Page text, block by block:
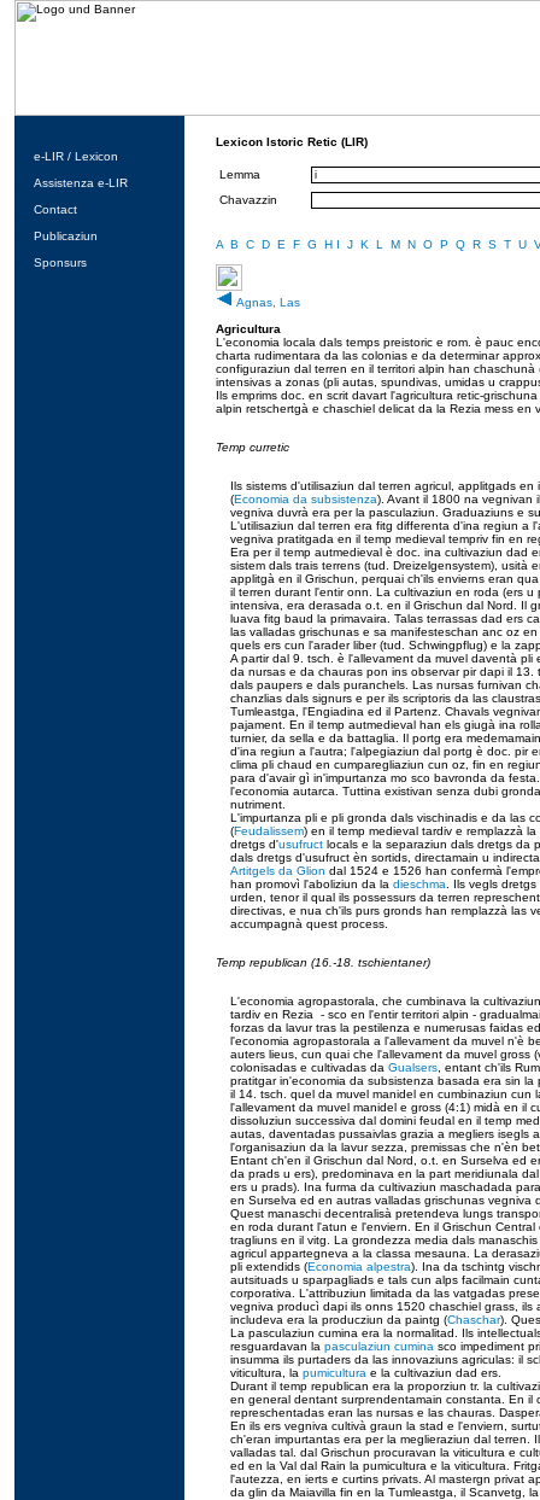
e-LIR / Lexicon
Assistenza e-LIR
Contact
Publicaziun
Sponsurs
Lexicon Istoric Retic (LIR)
Lemma
Chavazzin
A B C D E F G H I J K L M N O P Q R S T U
Agnas, Las
Agricultura
L'economia locala dals temps preistoric e rom. è pauc
charta rudimentara da las colonias e da determinar
configuraziun dal terren en il territori alpin han
intensivas a zonas (pli autas, spundivas, umidas u
Ils emprims doc. en scrit davart l'agricultura retic-
alpin retschertgà e chaschiel delicat da la Rezia mess en
Temp curretic
Ils sistems d'utilisaziun dal terren agricul, applitgads
(Economia da subsistenza). Avant il 1800 na vegnivan
vegniva duvrà era per la pasculaziun. Graduaziuns e
L'utilisaziun dal terren era fitg differenta d'ina regiun a
vegniva pratitgada en il temp medieval tempriv fin en
Era per il temp autmedieval è doc. ina cultivaziun dad
sistem dals trais terrens (tud. Dreizelgensystem),
applitgà en il Grischun, perquai ch'ils envierns eran
il terren durant l'entir onn. La cultivaziun en roda (ers
intensiva, era derasada o.t. en il Grischun dal Nord. Il
luava fitg baud la primavaira. Talas terrassas dad ers
las valladas grischunas e sa manifesteschan anc oz
quels ers cun l'arader liber (tud. Schwingpflug) e la
A partir dal 9. tsch. è l'allevament da muvel daventà
da nursas e da chauras pon ins observar pir dapi il
dals paupers e dals puranchels. Las nursas furnivan
chanzlias dals signurs e per ils scriptoris da las
Tumleastga, l'Engiadina ed il Partenz. Chavals
pajament. En il temp autmedieval han els giugà ina
turnier, da sella e da battaglia. Il portg era
d'ina regiun a l'autra; l'alpegiaziun dal portg è doc. pir
clima pli chaud en cumparegliaziun cun oz, fin en
para d'avair gì in'impurtanza mo sco bavronda da
l'economia autarca. Tuttina existivan senza dubi
nutriment.
L'impurtanza pli e pli gronda dals vischinadis e da las
(Feudalissem) en il temp medieval tardiv e remplazzà
dretgs d'usufructlocals e la separaziun dals dretgs da
dals dretgs d'usufruct èn sortids, directamain u
Artitgels da Glion dal 1524 e 1526 han confermà
han promovì l'aboliziun da la dieschma . Ils vegls
urden, tenor il qual ils possessurs da terren
directivas, e nua ch'ils purs gronds han remplazzà las
accumpagnà quest process.
Temp republican (16.-18. tschientaner)
L'economia agropastorala, che cumbinava la
tardiv en Rezia - sco en l'entir territori alpin -
forzas da lavur tras la pestilenza e numerusas faidas
l'economia agropastorala a l'allevament da muvel n'è
auters lieus, cun quai che l'allevament da muvel gross
colonisadas e cultivadas da Gualsers, entant ch'ils
pratitgar in'economia da subsistenza basada era sin
il 14. tsch. quel da muvel manidel en cumbinaziun cun
l'allevament da muvel manidel e gross (4:1) midà en il
dissoluziun successiva dal domini feudal en il temp
autas, daventadas pussaivlas grazia a megliers isegls
l'organisaziun da la lavur sezza, premissas che n'èn
Entant ch'en il Grischun dal Nord, o.t. en Surselva ed
da prads u ers), predominava en la part meridiunala
ers u prads). Ina furma da cultivaziun maschadada
en Surselva ed en autras valladas grischunas
Quest manaschi decentralisà pretendeva lungs
en roda durant l'atun e l'enviern. En il Grischun
tragliuns en il vitg. La grondezza media dals
agricul appartegneva a la classa mesauna. La
pli extendids (Economia alpestra). Ina da tschintg
autsituads u sparpagliads e tals cun alps facilmain
corporativa. L'attribuziun limitada da las vatgadas
vegniva producì dapi ils onns 1520 chaschiel grass,
includeva era la producziun da paintg (Chaschar).
La pasculaziun cumina era la normalitad. Ils
resguardavan la pasculaziun cumina sco impediment
insumma ils purtaders da las innovaziuns agriculas: il
viticultura, la pumicultura e la cultivaziun dad ers.
Durant il temp republican era la proporziun tr. la
en general dentant surprendentamain constanta. En il
represchentadas eran las nursas e las chauras.
En ils ers vegniva cultivà graun la stad e l'enviern,
ch'eran impurtantas era per la meglieraziun dal terren.
valladas tal. dal Grischun procuravan la viticultura e
ed en la Val dal Rain la pumicultura e la viticultura.
l'autezza, en ierts e curtins privats. Al mastergn privat
da glin da Maiavilla fin en la Tumleastga, il Scanvetg,